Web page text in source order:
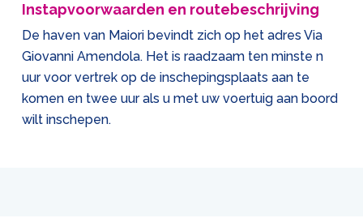
Instapvoorwaarden en routebeschrijving
De haven van Maiori bevindt zich op het adres Via
Giovanni Amendola. Het is raadzaam ten minste n
uur voor vertrek op de inschepingsplaats aan te
komen en twee uur als u met uw voertuig aan boord
wilt inschepen.